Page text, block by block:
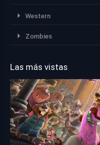
Western
Zombies
Las más vistas